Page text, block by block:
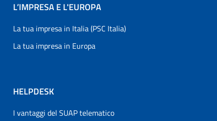
L’IMPRESA E L'EUROPA
La tua impresa in Italia (PSC Italia)
La tua impresa in Europa
HELPDESK
I vantaggi del SUAP telematico